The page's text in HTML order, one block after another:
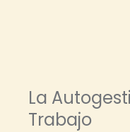
La
Trabajo